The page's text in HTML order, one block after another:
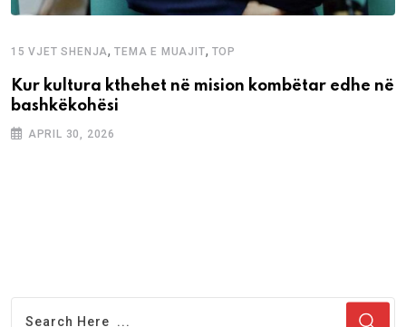
15 VJET SHENJA,TEMA E MUAJIT, TOP
Kur kultura kthehet në mision kombëtar edhe në
bashkëkohësi
APRIL 30, 2026